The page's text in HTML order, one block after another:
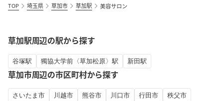
TOP 埼玉県 草加市 草加駅 美容サロン
草加駅周辺の駅から探す
谷塚駅 獨協大学前〈草加松原〉駅 新田駅
草加市周辺の市区町村から探す
さいたま市 川越市 熊谷市 川口市 行田市
秩父市